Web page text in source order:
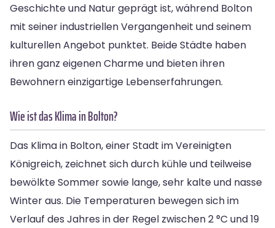
Geschichte und Natur geprägt ist, während Bolton
mit seiner industriellen Vergangenheit und seinem
kulturellen Angebot punktet. Beide Städte haben
ihren ganz eigenen Charme und bieten ihren
Bewohnern einzigartige Lebenserfahrungen.
Wie ist das Klima in Bolton?
Das Klima in Bolton, einer Stadt im Vereinigten
Königreich, zeichnet sich durch kühle und teilweise
bewölkte Sommer sowie lange, sehr kalte und nasse
Winter aus. Die Temperaturen bewegen sich im
Verlauf des Jahres in der Regel zwischen 2 °C und 19